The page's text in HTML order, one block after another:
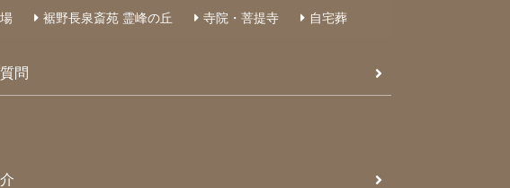
裾野長泉斎苑 霊峰の丘 寺院・菩提寺 自宅葬
問